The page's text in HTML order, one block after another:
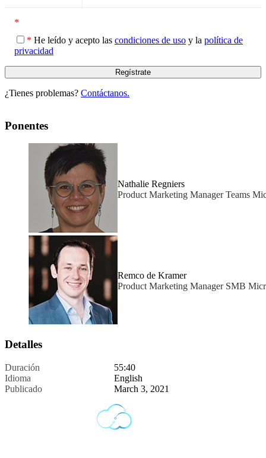
*
* He leído y acepto las condiciones de uso y la política de
privacidad
¿Tienes problemas? Contáctanos.
Ponentes
Nathalie Regniers
Product Marketing Manager Teams
Remco de Kramer
Product Marketing Manager SMB
Detalles
Duración
55:40
Idioma
English
Publicado
March 3, 2021